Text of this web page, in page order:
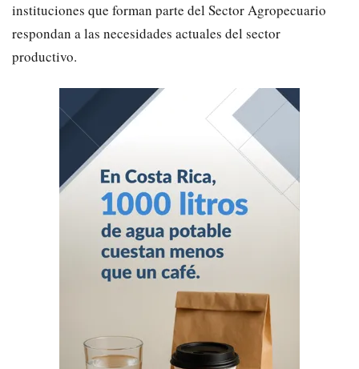
instituciones que forman parte del Sector Agropecuario
respondan a las necesidades actuales del sector
productivo.